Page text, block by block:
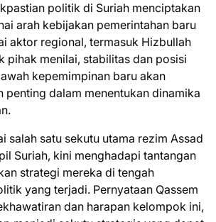
politik di Suriah menciptakan
arah kebijakan pemerintahan baru
aktor regional, termasuk Hizbullah
pihak menilai, stabilitas dan posisi
kepemimpinan baru akan
penting dalam menentukan dinamika
salah satu sekutu utama rezim Assad
Suriah, kini menghadapi tantangan
strategi mereka di tengah
yang terjadi. Pernyataan Qassem
dan harapan kelompok ini,